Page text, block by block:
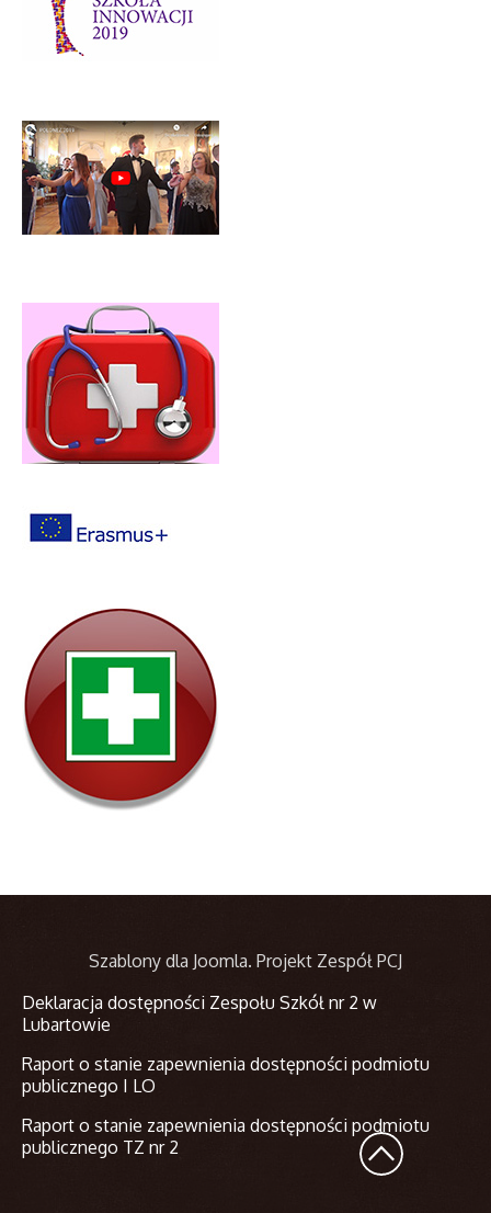
Szablony dla Joomla. Projekt Zespół PCJ
Deklaracja dostępności Zespołu Szkół nr 2 w
Lubartowie
Raport o stanie zapewnienia dostępności podmiotu
publicznego I LO
Raport o stanie zapewnienia dostępności podmiotu
publicznego TZ nr 2